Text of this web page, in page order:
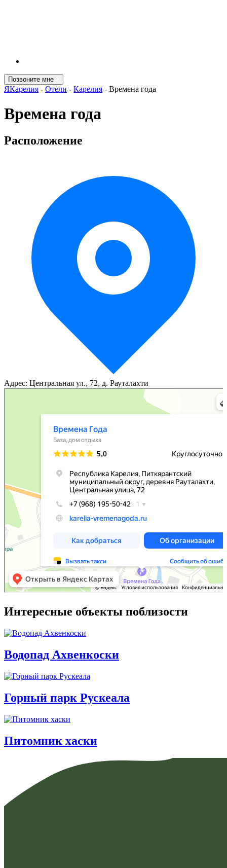
Позвоните мне
ЯКарелия - Отели - Карелия - Времена года
Времена года
Расположение
Адрес: Центральная ул., 72, д. Рауталахти
Интересные объекты поблизости
Водопад Ахвенкоски
Горный парк Рускеала
Питомник хаски